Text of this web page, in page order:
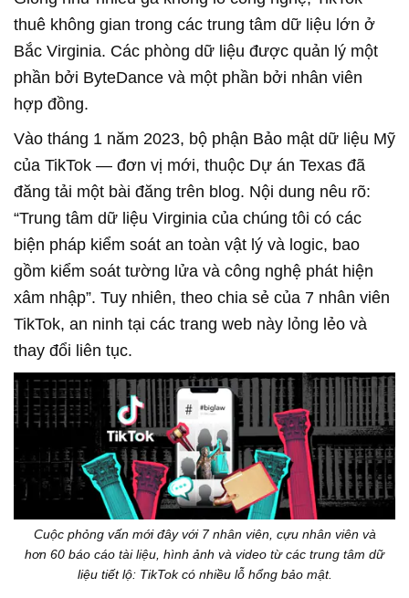
thuê không gian trong các trung tâm dữ liệu lớn ở
Bắc Virginia. Các phòng dữ liệu được quản lý một
phần bởi ByteDance và một phần bởi nhân viên
hợp đồng.
Vào tháng 1 năm 2023, bộ phận Bảo mật dữ liệu Mỹ
của TikTok — đơn vị mới, thuộc Dự án Texas đã
đăng tải một bài đăng trên blog. Nội dung nêu rõ:
“Trung tâm dữ liệu Virginia của chúng tôi có các
biện pháp kiểm soát an toàn vật lý và logic, bao
gồm kiểm soát tường lửa và công nghệ phát hiện
xâm nhập”. Tuy nhiên, theo chia sẻ của 7 nhân viên
TikTok, an ninh tại các trang web này lỏng lẻo và
thay đổi liên tục.
Cuộc phỏng vấn mới đây với 7 nhân viên, cựu nhân viên và
hơn 60 báo cáo tài liệu, hình ảnh và video từ các trung tâm dữ
liệu tiết lộ: TikTok có nhiều lỗ hổng bảo mật.